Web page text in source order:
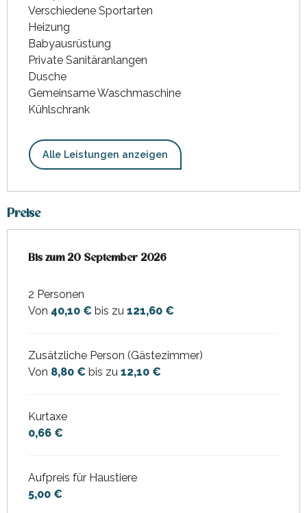
Verschiedene Sportarten
Heizung
Babyausrüstung
Private Sanitäranlangen
Dusche
Gemeinsame Waschmaschine
Kühlschrank
Alle Leistungen anzeigen
Preise
ab4 April 2026bis zum20 September 2026
Bis zum20 September 2026
2 Personen
Von 40,10 € bis zu 121,60 €
Zusätzliche Person (Gästezimmer)
Von 8,80 € bis zu 12,10 €
Kurtaxe
0,66 €
Aufpreis für Haustiere
5,00 €